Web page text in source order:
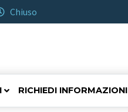
Chiuso
RICHIEDI INFORMAZIONI